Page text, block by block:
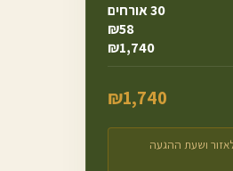
30אורחים
₪58
₪1,740
₪1,740
ושעת ההגעה